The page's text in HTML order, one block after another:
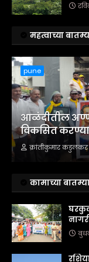
महत्वाच्या
pune
आळंदीतील
विकसित
क्रांतीकुमार कडुलकर
कामाच्या